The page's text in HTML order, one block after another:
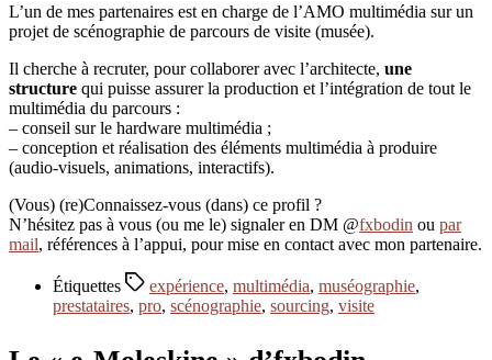
L’un de mes partenaires est en charge de l’AMO multimédia sur un
projet de scénographie de parcours de visite (musée).
Il cherche à recruter, pour collaborer avec l’architecte, une
structure qui puisse assurer la production et l’intégration de tout le
multimédia du parcours :
– conseil sur le hardware multimédia ;
– conception et réalisation des éléments multimédia à produire
(audio-visuels, animations, interactifs).
(Vous) (re)Connaissez-vous (dans) ce profil ?
N’hésitez pas à vous (ou me le) signaler en DM @fxbodin ou par
mail, références à l’appui, pour mise en contact avec mon partenaire.
Étiquettes expérience, multimédia, muséographie,
prestataires, pro, scénographie, sourcing, visite